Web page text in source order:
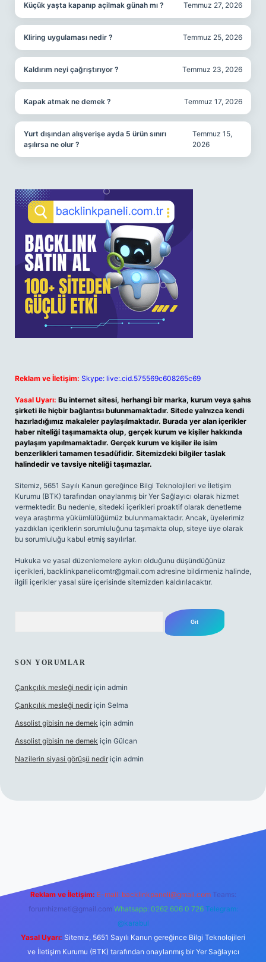
Küçük yaşta kapanıp açilmak günah mı ? Temmuz 27, 2026
Kliring uygulaması nedir ? Temmuz 25, 2026
Kaldırım neyi çağrıştırıyor ? Temmuz 23, 2026
Kapak atmak ne demek ? Temmuz 17, 2026
Yurt dışından alışverişe ayda 5 ürün sınırı
aşılırsa ne olur ?
Temmuz 15,
2026
Reklam ve İletişim: Skype: live:.cid.575569c608265c69
Yasal Uyarı: Bu internet sitesi, herhangi bir marka, kurum veya şahıs
şirketi ile hiçbir bağlantısı bulunmamaktadır. Sitede yalnızca kendi
hazırladığımız makaleler paylaşılmaktadır. Burada yer alan içerikler
haber niteliği taşımamakta olup, gerçek kurum ve kişiler hakkında
paylaşım yapılmamaktadır. Gerçek kurum ve kişiler ile isim
benzerlikleri tamamen tesadüfidir. Sitemizdeki bilgiler taslak
halindedir ve tavsiye niteliği taşımazlar.
Sitemiz, 5651 Sayılı Kanun gereğince Bilgi Teknolojileri ve İletişim
Kurumu (BTK) tarafından onaylanmış bir Yer Sağlayıcı olarak hizmet
vermektedir. Bu nedenle, sitedeki içerikleri proaktif olarak denetleme
veya araştırma yükümlülüğümüz bulunmamaktadır. Ancak, üyelerimiz
yazdıkları içeriklerin sorumluluğunu taşımakta olup, siteye üye olarak
bu sorumluluğu kabul etmiş sayılırlar.
Hukuka ve yasal düzenlemelere aykırı olduğunu düşündüğünüz
içerikleri, backlinkpanelicomtr@gmail.com adresine bildirmeniz halinde,
ilgili içerikler yasal süre içerisinde sitemizden kaldırılacaktır.
SON YORUMLAR
Çarıkçılık mesleği nedir için admin
Çarıkçılık mesleği nedir için Selma
Assolist gibisin ne demek için admin
Assolist gibisin ne demek için Gülcan
Nazilerin siyasi görüşü nedir için admin
Reklam ve İletişim: E-mail: backlinkpaneli@gmail.com Teams:
forumhizmeti@gmail.com Whatsapp: 0262 606 0 726 Telegram:
@karabul
Yasal Uyarı: Sitemiz, 5651 Sayılı Kanun gereğince Bilgi Teknolojileri
ve İletişim Kurumu (BTK) tarafından onaylanmış bir Yer Sağlayıcı